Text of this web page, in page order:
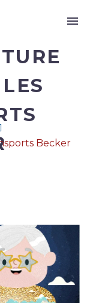
Becker